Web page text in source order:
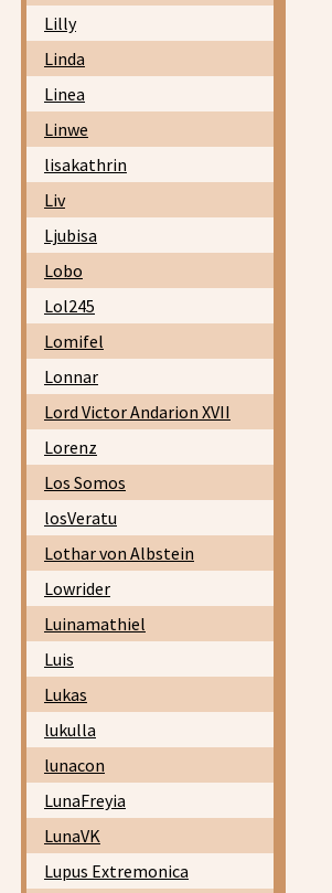
Lilly
Linda
Linea
Linwe
lisakathrin
Liv
Ljubisa
Lobo
Lol245
Lomifel
Lonnar
Lord Victor Andarion XVII
Lorenz
Los Somos
losVeratu
Lothar von Albstein
Lowrider
Luinamathiel
Luis
Lukas
lukulla
lunacon
LunaFreyia
LunaVK
Lupus Extremonica